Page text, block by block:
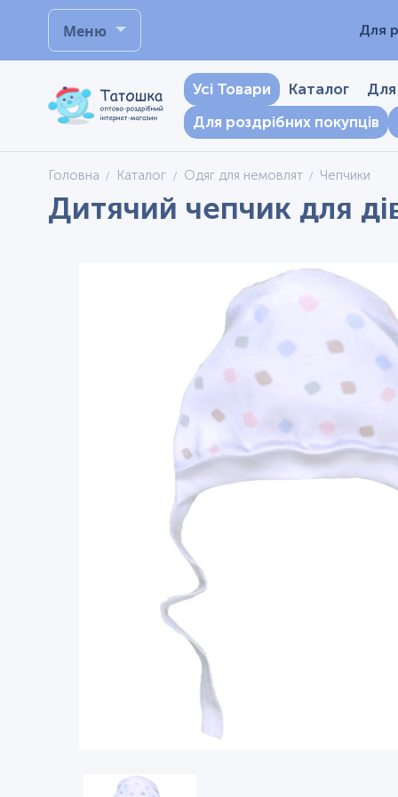
Меню Для
Усі Товари Каталог
Для
Для роздрібних покупців
Головна Каталог Одяг для немовлят Чепчики
Дитячий чепчик для